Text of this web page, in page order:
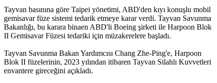
Tayvan basınına göre Taipei yönetimi, ABD'den kıyı konuşlu mobil
gemisavar füze sistemi tedarik etmeye karar verdi. Tayvan Savunma
Bakanlığı, bu karara binaen ABD'li Boeing şirketi ile Harpoon Blok
II Gemisavar Füzesi tedariki için müzakerelere başladı.
Tayvan Savunma Bakan Yardımcısı Chang Zhe-Ping'e, Harpoon
Blok II füzelerinin, 2023 yılından itibaren Tayvan Silahlı Kuvvetleri
envantere gireceğini açıkladı.